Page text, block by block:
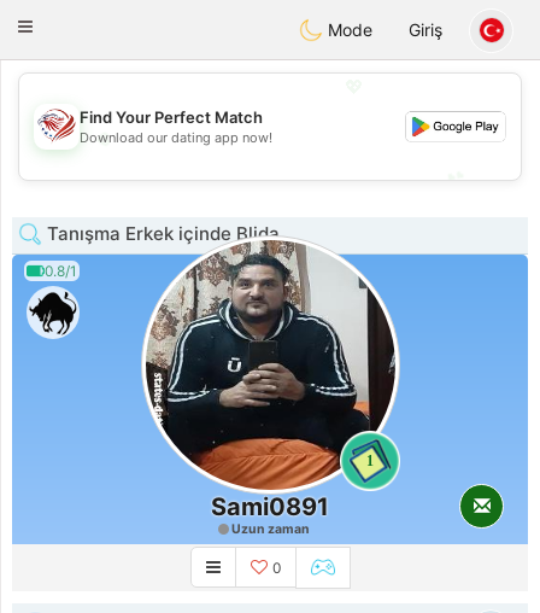
Dating
Toggle
Mode Giriş
💖
💕
Find Your Perfect Match
Download our dating app now!
Tanışma Erkek içinde Blida
0.8/1
1
Sami0891
Uzun zaman
0